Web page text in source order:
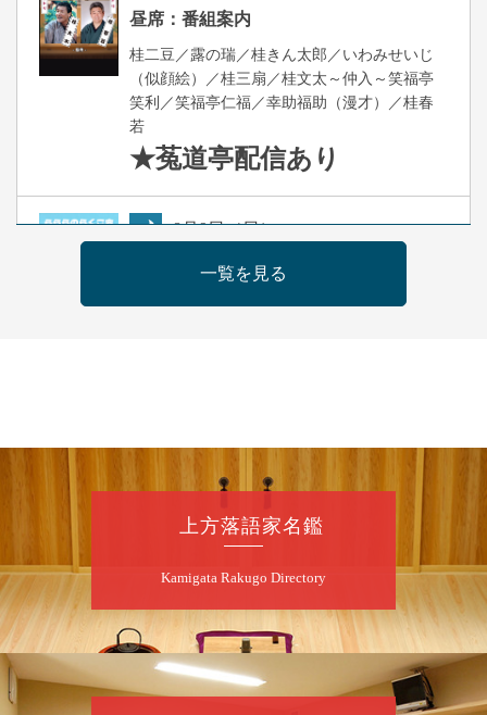
昼席：番組案内
桂二豆／露の瑞／桂きん太郎／いわみせいじ
（似顔絵）／桂三扇／桂文太～仲入～笑福亭
笑利／笑福亭仁福／幸助福助（漫才）／桂春
若
★菟道亭配信あり
8月9日（日）
らららのらくご会④
桂雀太「まんじゅうこわい」／桂三度「青
お問合せ：らららのらくご会予約事務局
090-6976-1777 email：
lalalanorakugo@gmail.com
昼
桂九寿玉／桂弥太郎／桂かい枝※／けんたと
ももえ（音曲漫才）※／笑福亭三喬／桂米二
～仲入～桂咲之輔／林家染団治／渡辺あきら
（ジャグリング）／笑福亭松枝（※…配信は
一覧を見る
上方落語家名鑑
Kamigata Rakugo Directory